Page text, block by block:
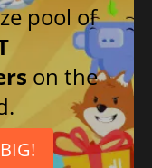
pool of
on the